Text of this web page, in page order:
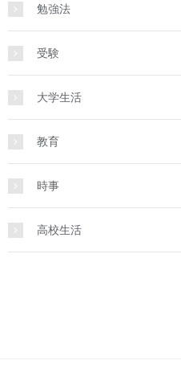
勉強法
受験
大学生活
教育
時事
高校生活